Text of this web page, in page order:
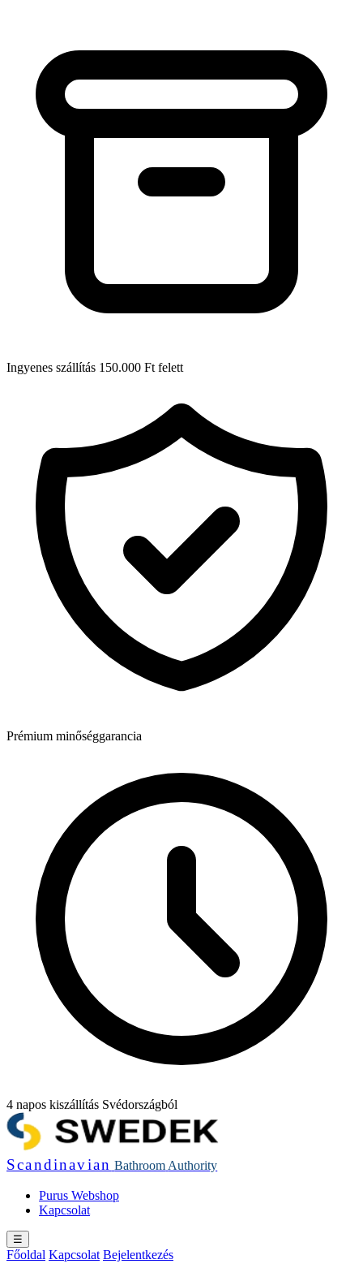
Ingyenes szállítás 150.000 Ft felett
Prémium minőséggarancia
4 napos kiszállítás Svédországból
Scandinavian Bathroom Authority
Purus Webshop
Kapcsolat
☰
Főoldal Kapcsolat Bejelentkezés